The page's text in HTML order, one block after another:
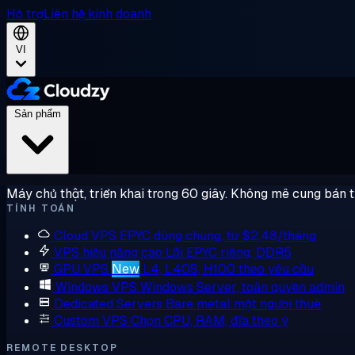
Hỗ trợLiên hệ kinh doanh
VI
Máy chủ thật, triển khai trong 60 giây. Không mê cung bán
TÍNH TOÁN
Cloud VPS EPYC dùng chung, từ $2,48/tháng
VPS hiệu năng cao Lõi EPYC riêng, DDR5
GPU VPS New L4, L40S, H100 theo yêu cầu
Windows VPS Windows Server, toàn quyền admin
Dedicated Servers Bare metal một người thuê
Custom VPS Chọn CPU, RAM, đĩa theo ý
REMOTE DESKTOP